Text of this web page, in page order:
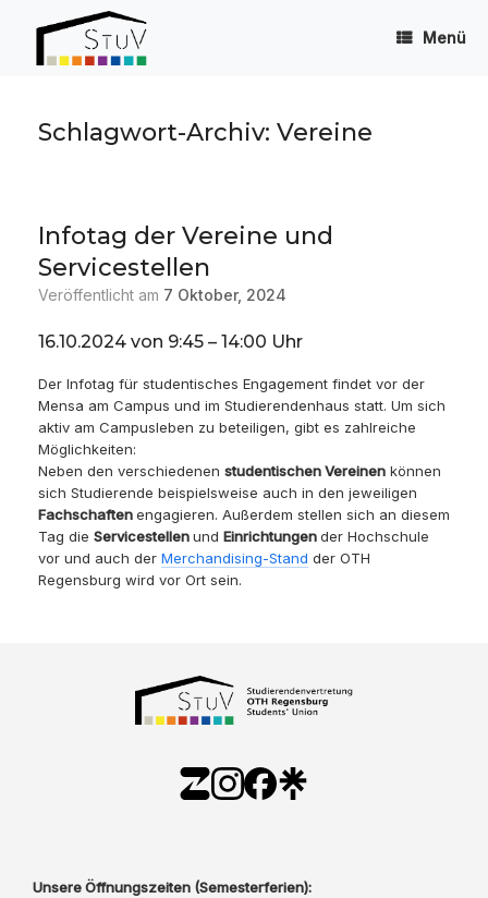
Menü
Schlagwort-Archiv: Vereine
Infotag der Vereine und
Servicestellen
Veröffentlicht am 7 Oktober, 2024
16.10.2024 von 9:45 – 14:00 Uhr
Der Infotag für studentisches Engagement findet vor der
Mensa am Campus und im Studierendenhaus statt. Um sich
aktiv am Campusleben zu beteiligen, gibt es zahlreiche
Möglichkeiten:
Neben den verschiedenen studentischen Vereinen können
sich Studierende beispielsweise auch in den jeweiligen
Fachschaftenengagieren. Außerdem stellen sich an diesem
Tag die Servicestellenund Einrichtungender Hochschule
vor und auch der Merchandising-Stand der OTH
Regensburg wird vor Ort sein.
Unsere Öffnungszeiten (Semesterferien):